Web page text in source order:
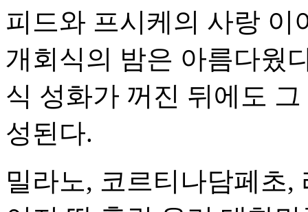
피드와 프시케의 사랑 이
개회식의 밤은 아름다웠
식 성화가 꺼진 뒤에도
성된다.
밀라노, 코르티나담페초,